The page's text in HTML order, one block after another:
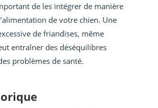
de les intégrer de manière
de votre chien. Une
de friandises, même
entraîner des déséquilibres
problèmes de santé.